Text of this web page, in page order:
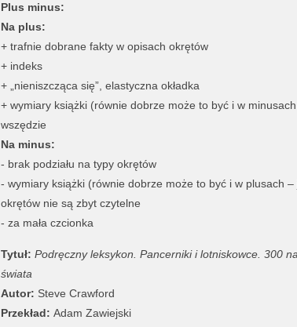
Plus minus:
Na plus:
+ trafnie dobrane fakty w opisach okrętów
+ indeks
+ „nieniszcząca się”, elastyczna okładka
+ wymiary książki (równie dobrze może to być i w
wszędzie
Na minus:
- brak podziału na typy okrętów
- wymiary książki (równie dobrze może to być i w plusach
okrętów nie są zbyt czytelne
- za mała czcionka
Tytuł: Podręczny leksykon. Pancerniki i lotniskowce. 300
świata
Autor: Steve Crawford
Przekład: Adam Zawiejski